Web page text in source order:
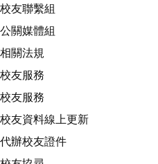
校友聯繫組
公關媒體組
相關法規
校友服務
校友服務
校友資料線上更新
代辦校友證件